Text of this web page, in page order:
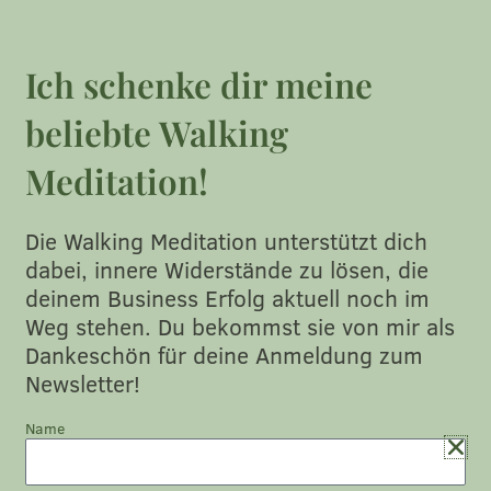
zurückhaltende Soloselbstständige mit
deinem Business gefühlt übersehen wirst –
zwischen denjenigen, die lauter schreien?
magisch an, ohne dich zu verbiegen oder unseriöse
Verkaufstricks anwenden zu müssen.
Mehr Infos
Ich schenke dir meine
beliebte Walking
Meditation!
Die Walking Meditation unterstützt dich
dabei, innere Widerstände zu lösen, die
deinem Business Erfolg aktuell noch im
Weg stehen. Du bekommst sie von mir als
Dankeschön für deine Anmeldung zum
Newsletter!
Name